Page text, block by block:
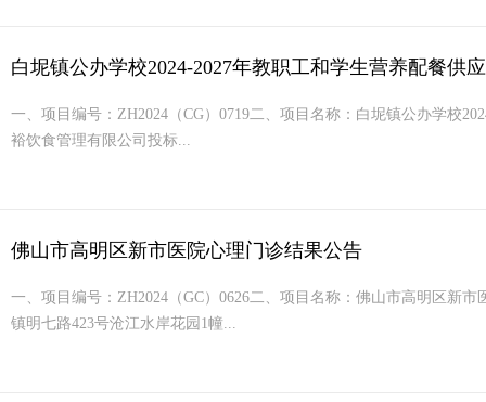
白坭镇公办学校2024-2027年教职工和学生营养配餐供
一、项目编号：ZH2024（CG）0719二、项目名称：白坭镇公办学校
裕饮食管理有限公司投标...
佛山市高明区新市医院心理门诊结果公告
一、项目编号：ZH2024（GC）0626二、项目名称：佛山市高明区新
镇明七路423号沧江水岸花园1幢...